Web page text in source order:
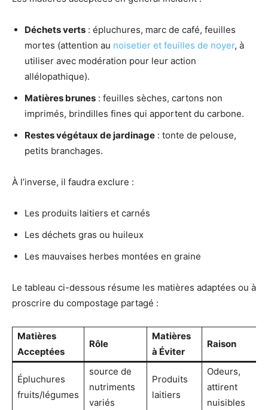
Déchets verts : épluchures, marc de café, feuilles
mortes (attention au noisetier et feuilles de noyer, à
utiliser avec modération pour leur action
allélopathique).
Matières brunes : feuilles sèches, cartons non
imprimés, brindilles fines qui apportent du carbone.
Restes végétaux de jardinage : tonte de pelouse,
petits branchages.
À l’inverse, il faudra exclure :
Les produits laitiers et carnés
Les déchets gras ou huileux
Les mauvaises herbes montées en graine
Le tableau ci-dessous résume les matières adaptées ou à
proscrire du compostage partagé :
Matières
Acceptées
Rôle
Matières
à Éviter
Raison
Épluchures
fruits/légumes
source de
nutriments
variés
Produits
laitiers
Odeurs,
attirent
nuisibles